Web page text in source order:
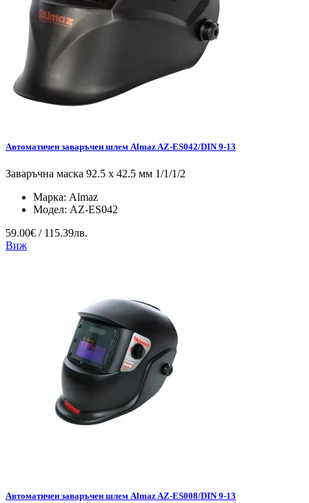
Автоматичен заваръчен шлем Almaz AZ-ES042/DIN 9-13
Заваръчна маска 92.5 x 42.5 мм 1/1/1/2
Марка: Almaz
Модел: AZ-ES042
59.00€ / 115.39лв.
Виж
Автоматичен заваръчен шлем Almaz AZ-ES008/DIN 9-13